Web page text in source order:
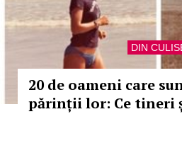
DIN
20 de oameni care
părinții lor: Ce tineri